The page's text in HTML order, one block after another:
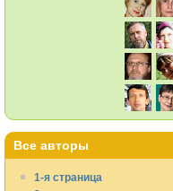
Все авторы
1-я страница